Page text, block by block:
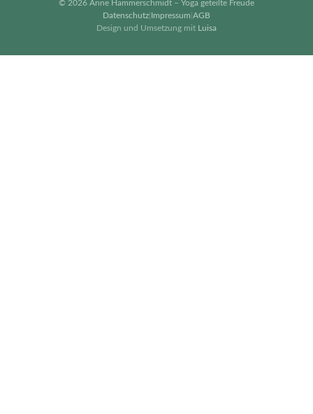
© 2026 Anne Hammerschmidt – Yoga geteilte Freude
Datenschutz Impressum AGB
Design und Umsetzung mit
Luisa